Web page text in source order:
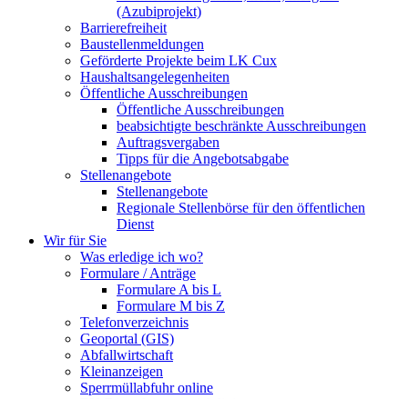
(Azubiprojekt)
Barrierefreiheit
Baustellenmeldungen
Geförderte Projekte beim LK Cux
Haushaltsangelegenheiten
Öffentliche Ausschreibungen
Öffentliche Ausschreibungen
beabsichtigte beschränkte Ausschreibungen
Auftragsvergaben
Tipps für die Angebotsabgabe
Stellenangebote
Stellenangebote
Regionale Stellenbörse für den öffentlichen
Dienst
Wir für Sie
Was erledige ich wo?
Formulare / Anträge
Formulare A bis L
Formulare M bis Z
Telefonverzeichnis
Geoportal (GIS)
Abfallwirtschaft
Kleinanzeigen
Sperrmüllabfuhr online